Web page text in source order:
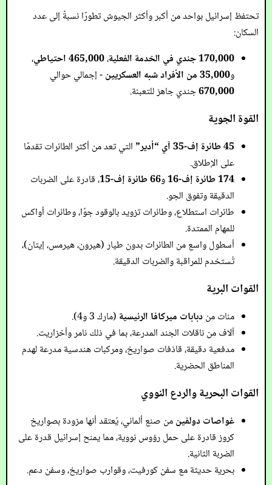
تحتفظ إسرائيل بواحد من أكبر وأكثر الجيوش تطورًا نسبةً إلى عدد
السكان:
170,000 جندي في الخدمة الفعلية
،465,000 احتياطي
،
و35,000 من الأفراد شبه العسكريين
- إجمالي حوالي
670,000جندي جاهز للتعبئة.
القوة الجوية
45 طائرة إف-35 آي “أدير”
التي تعد من أكثر الطائرات تقدمًا
على الإطلاق.
174 طائرة إف-16
و66 طائرة إف-15
، قادرة على الضربات
الدقيقة وتفوق الجو.
طائرات استطلاع، وطائرات تزويد بالوقود جوًا، وطائرات أواكس
للمهام الممتدة.
أسطول واسع من الطائرات بدون طيار (هيرون، هيرمس، إيتان)،
تُستخدم للمراقبة والضربات الدقيقة.
القوات البرية
مئات مندبابات ميركافا الرئيسية (مارك 3 و4).
آلاف من ناقلات الجند المدرعة، بما في ذلك نامر وأخزاريت.
مدفعية دقيقة، قاذفات صواريخ، ومركبات هندسية مدرعة لهدم
المناطق الحضرية.
القوات البحرية والردع النووي
غواصات دولفينمن صنع ألماني، يُعتقد أنها مزودة بصواريخ
كروز قادرة على حمل رؤوس نووية، مما يمنح إسرائيل قدرة على
الضربة الثانية.
بحرية حديثة مع سفن كورفيت، وقوارب صواريخ، وسفن دعم.